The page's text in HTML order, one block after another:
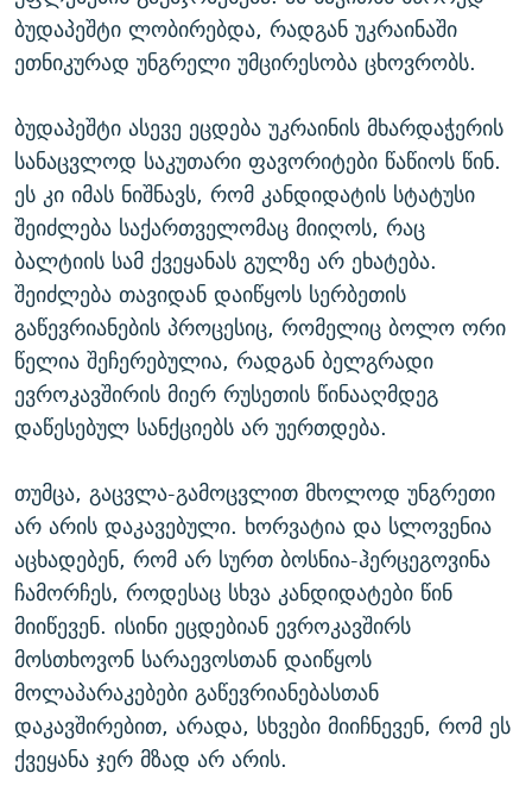
ბუდაპეშტი ლობირებდა, რადგან უკრაინაში
ეთნიკურად უნგრელი უმცირესობა ცხოვრობს.
ბუდაპეშტი ასევე ეცდება უკრაინის მხარდაჭერის
სანაცვლოდ საკუთარი ფავორიტები წაწიოს წინ.
ეს კი იმას ნიშნავს, რომ კანდიდატის სტატუსი
შეიძლება საქართველომაც მიიღოს, რაც
ბალტიის სამ ქვეყანას გულზე არ ეხატება.
შეიძლება თავიდან დაიწყოს სერბეთის
გაწევრიანების პროცესიც, რომელიც ბოლო ორი
წელია შეჩერებულია, რადგან ბელგრადი
ევროკავშირის მიერ რუსეთის წინააღმდეგ
დაწესებულ სანქციებს არ უერთდება.
თუმცა, გაცვლა-გამოცვლით მხოლოდ უნგრეთი
არ არის დაკავებული. ხორვატია და სლოვენია
აცხადებენ, რომ არ სურთ ბოსნია-ჰერცეგოვინა
ჩამორჩეს, როდესაც სხვა კანდიდატები წინ
მიიწევენ. ისინი ეცდებიან ევროკავშირს
მოსთხოვონ სარაევოსთან დაიწყოს
მოლაპარაკებები გაწევრიანებასთან
დაკავშირებით, არადა, სხვები მიიჩნევენ, რომ ეს
ქვეყანა ჯერ მზად არ არის.